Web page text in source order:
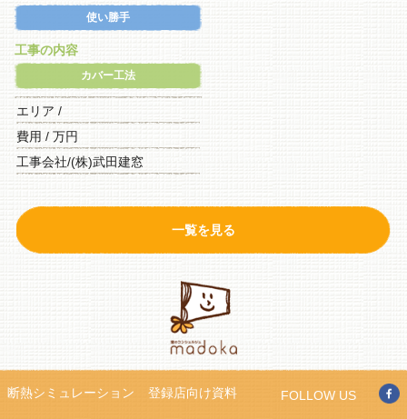
使い勝手
工事の内容
カバー工法
エリア /
費用 / 万円
工事会社/(株)武田建窓
一覧を見る
断熱シミュレーション 登録店向け資料 FOLLOW US